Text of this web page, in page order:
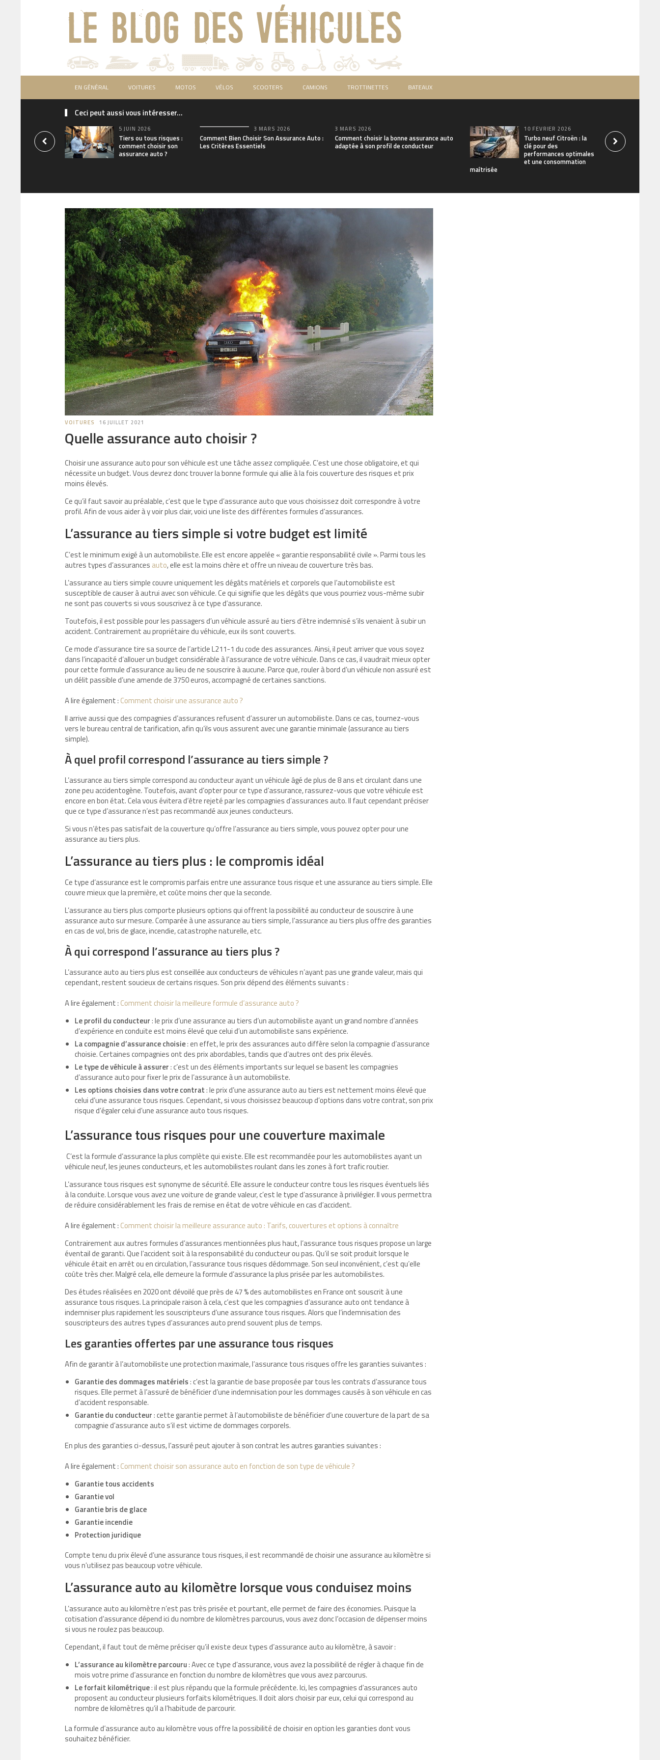
EN GÉNÉRAL VOITURES MOTOS VÉLOS SCOOTERS CAMIONS TROTTINETTES BATEAUX
Ceci peut aussi vous intéresser...
5 JUIN 2026
Tiers ou tous risques :
comment choisir son
assurance auto ?
3 MARS 2026
Comment Bien Choisir Son Assurance Auto :
Les Critères Essentiels
3 MARS 2026
Comment choisir la bonne assurance auto
adaptée à son profil de conducteur
10 FÉVRIER 2026
Turbo neuf Citroën : la
clé pour des
performances optimales
et une consommation
maîtrisée
VOITURES 16 JUILLET 2021
Quelle assurance auto choisir ?
Choisir une assurance auto pour son véhicule est une tâche assez compliquée. C’est une chose obligatoire, et qui
nécessite un budget. Vous devrez donc trouver la bonne formule qui allie à la fois couverture des risques et prix
moins élevés.
Ce qu’il faut savoir au préalable, c’est que le type d’assurance auto que vous choisissez doit correspondre à votre
profil. Afin de vous aider à y voir plus clair, voici une liste des différentes formules d’assurances.
L’assurance au tiers simple si votre budget est limité
C’est le minimum exigé à un automobiliste. Elle est encore appelée « garantie responsabilité civile ». Parmi tous les
autres types d’assurances auto, elle est la moins chère et offre un niveau de couverture très bas.
L’assurance au tiers simple couvre uniquement les dégâts matériels et corporels que l’automobiliste est
susceptible de causer à autrui avec son véhicule. Ce qui signifie que les dégâts que vous pourriez vous-même subir
ne sont pas couverts si vous souscrivez à ce type d’assurance.
Toutefois, il est possible pour les passagers d’un véhicule assuré au tiers d’être indemnisé s’ils venaient à subir un
accident. Contrairement au propriétaire du véhicule, eux ils sont couverts.
Ce mode d’assurance tire sa source de l’article L211-1 du code des assurances. Ainsi, il peut arriver que vous soyez
dans l’incapacité d’allouer un budget considérable à l’assurance de votre véhicule. Dans ce cas, il vaudrait mieux opter
pour cette formule d’assurance au lieu de ne souscrire à aucune. Parce que, rouler à bord d’un véhicule non assuré est
un délit passible d’une amende de 3750 euros, accompagné de certaines sanctions.
A lire également : Comment choisir une assurance auto ?
Il arrive aussi que des compagnies d’assurances refusent d’assurer un automobiliste. Dans ce cas, tournez-vous
vers le bureau central de tarification, afin qu’ils vous assurent avec une garantie minimale (assurance au tiers
simple).
À quel profil correspond l’assurance au tiers simple ?
L’assurance au tiers simple correspond au conducteur ayant un véhicule âgé de plus de 8 ans et circulant dans une
zone peu accidentogène. Toutefois, avant d’opter pour ce type d’assurance, rassurez-vous que votre véhicule est
encore en bon état. Cela vous évitera d’être rejeté par les compagnies d’assurances auto. Il faut cependant préciser
que ce type d’assurance n’est pas recommandé aux jeunes conducteurs.
Si vous n’êtes pas satisfait de la couverture qu’offre l’assurance au tiers simple, vous pouvez opter pour une
assurance au tiers plus.
L’assurance au tiers plus : le compromis idéal
Ce type d’assurance est le compromis parfais entre une assurance tous risque et une assurance au tiers simple. Elle
couvre mieux que la première, et coûte moins cher que la seconde.
L’assurance au tiers plus comporte plusieurs options qui offrent la possibilité au conducteur de souscrire à une
assurance auto sur mesure. Comparée à une assurance au tiers simple, l’assurance au tiers plus offre des garanties
en cas de vol, bris de glace, incendie, catastrophe naturelle, etc.
À qui correspond l’assurance au tiers plus ?
L’assurance auto au tiers plus est conseillée aux conducteurs de véhicules n’ayant pas une grande valeur, mais qui
cependant, restent soucieux de certains risques. Son prix dépend des éléments suivants :
A lire également : Comment choisir la meilleure formule d’assurance auto ?
Le profil du conducteur: le prix d’une assurance au tiers d’un automobiliste ayant un grand nombre d’années
d’expérience en conduite est moins élevé que celui d’un automobiliste sans expérience.
La compagnie d’assurance choisie: en effet, le prix des assurances auto diffère selon la compagnie d’assurance
choisie. Certaines compagnies ont des prix abordables, tandis que d’autres ont des prix élevés.
Le type de véhicule à assurer: c’est un des éléments importants sur lequel se basent les compagnies
d’assurance auto pour fixer le prix de l’assurance à un automobiliste.
Les options choisies dans votre contrat: le prix d’une assurance auto au tiers est nettement moins élevé que
celui d’une assurance tous risques. Cependant, si vous choisissez beaucoup d’options dans votre contrat, son prix
risque d’égaler celui d’une assurance auto tous risques.
L’assurance tous risques pour une couverture maximale
C’est la formule d’assurance la plus complète qui existe. Elle est recommandée pour les automobilistes ayant un
véhicule neuf, les jeunes conducteurs, et les automobilistes roulant dans les zones à fort trafic routier.
L’assurance tous risques est synonyme de sécurité. Elle assure le conducteur contre tous les risques éventuels liés
à la conduite. Lorsque vous avez une voiture de grande valeur, c’est le type d’assurance à privilégier. Il vous permettra
de réduire considérablement les frais de remise en état de votre véhicule en cas d’accident.
A lire également : Comment choisir la meilleure assurance auto : Tarifs, couvertures et options à connaître
Contrairement aux autres formules d’assurances mentionnées plus haut, l’assurance tous risques propose un large
éventail de garanti. Que l’accident soit à la responsabilité du conducteur ou pas. Qu’il se soit produit lorsque le
véhicule était en arrêt ou en circulation, l’assurance tous risques dédommage. Son seul inconvénient, c’est qu’elle
coûte très cher. Malgré cela, elle demeure la formule d’assurance la plus prisée par les automobilistes.
Des études réalisées en 2020 ont dévoilé que près de 47 % des automobilistes en France ont souscrit à une
assurance tous risques. La principale raison à cela, c’est que les compagnies d’assurance auto ont tendance à
indemniser plus rapidement les souscripteurs d’une assurance tous risques. Alors que l’indemnisation des
souscripteurs des autres types d’assurances auto prend souvent plus de temps.
Les garanties offertes par une assurance tous risques
Afin de garantir à l’automobiliste une protection maximale, l’assurance tous risques offre les garanties suivantes :
Garantie des dommages matériels: c’est la garantie de base proposée par tous les contrats d’assurance tous
risques. Elle permet à l’assuré de bénéficier d’une indemnisation pour les dommages causés à son véhicule en cas
d’accident responsable.
Garantie du conducteur: cette garantie permet à l’automobiliste de bénéficier d’une couverture de la part de sa
compagnie d’assurance auto s’il est victime de dommages corporels.
En plus des garanties ci-dessus, l’assuré peut ajouter à son contrat les autres garanties suivantes :
A lire également : Comment choisir son assurance auto en fonction de son type de véhicule ?
Garantie tous accidents
Garantie vol
Garantie bris de glace
Garantie incendie
Protection juridique
Compte tenu du prix élevé d’une assurance tous risques, il est recommandé de choisir une assurance au kilomètre si
vous n’utilisez pas beaucoup votre véhicule.
L’assurance auto au kilomètre lorsque vous conduisez moins
L’assurance auto au kilomètre n’est pas très prisée et pourtant, elle permet de faire des économies. Puisque la
cotisation d’assurance dépend ici du nombre de kilomètres parcourus, vous avez donc l’occasion de dépenser moins
si vous ne roulez pas beaucoup.
Cependant, il faut tout de même préciser qu’il existe deux types d’assurance auto au kilomètre, à savoir :
L’assurance au kilomètre parcouru: Avec ce type d’assurance, vous avez la possibilité de régler à chaque fin de
mois votre prime d’assurance en fonction du nombre de kilomètres que vous avez parcourus.
Le forfait kilométrique: il est plus répandu que la formule précédente. Ici, les compagnies d’assurances auto
proposent au conducteur plusieurs forfaits kilométriques. Il doit alors choisir par eux, celui qui correspond au
nombre de kilomètres qu’il a l’habitude de parcourir.
La formule d’assurance auto au kilomètre vous offre la possibilité de choisir en option les garanties dont vous
souhaitez bénéficier.